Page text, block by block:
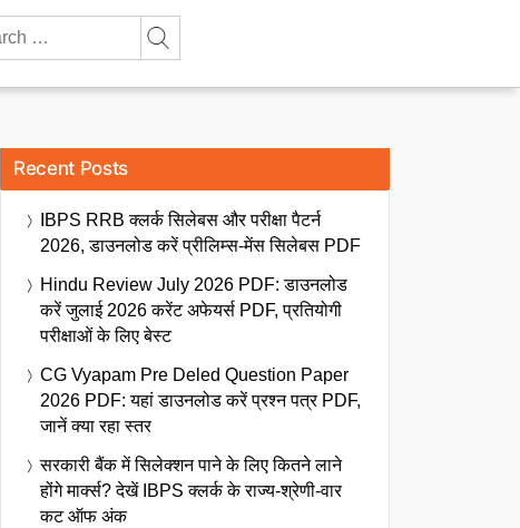
Recent Posts
IBPS RRB क्लर्क सिलेबस और परीक्षा पैटर्न
2026, डाउनलोड करें प्रीलिम्स-मेंस सिलेबस PDF
Hindu Review July 2026 PDF: डाउनलोड
करें जुलाई 2026 करेंट अफेयर्स PDF, प्रतियोगी
परीक्षाओं के लिए बेस्ट
CG Vyapam Pre Deled Question Paper
2026 PDF: यहां डाउनलोड करें प्रश्न पत्र PDF,
जानें क्या रहा स्तर
सरकारी बैंक में सिलेक्शन पाने के लिए कितने लाने
होंगे मार्क्स? देखें IBPS क्लर्क के राज्य-श्रेणी-वार
कट ऑफ अंक